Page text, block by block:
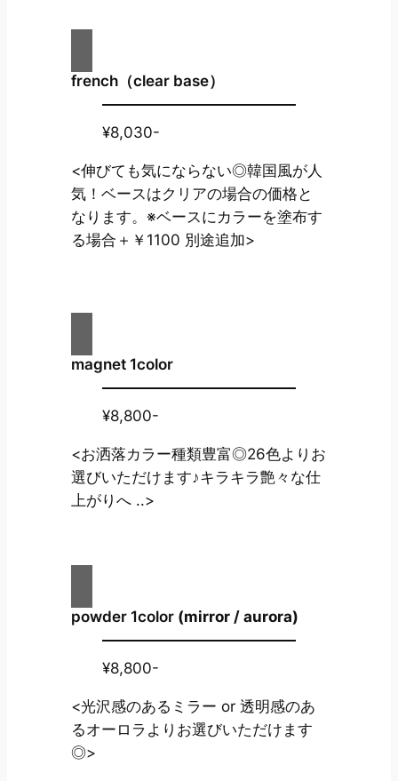
french（clear base）
¥8,030-
<伸びても気にならない◎韓国風が人
気！ベースはクリアの場合の価格と
なります。※ベースにカラーを塗布す
る場合＋￥1100 別途追加>
magnet 1color
¥8,800-
<お洒落カラー種類豊富◎26色よりお
選びいただけます♪キラキラ艶々な仕
上がりへ ..>
powder 1color (mirror / aurora)
¥8,800-
<光沢感のあるミラー or 透明感のあ
るオーロラよりお選びいただけます
◎>